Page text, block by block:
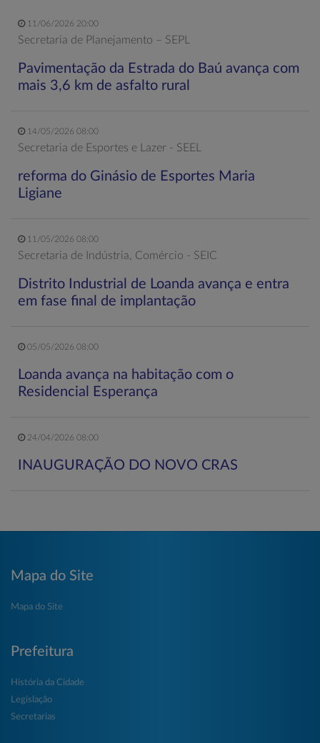
11/06/2026 20:00
Secretaria de Planejamento – SEPL
Pavimentação da Estrada do Baú avança com
mais 3,6 km de asfalto rural
14/05/2026 08:00
Secretaria de Esportes e Lazer - SEEL
reforma do Ginásio de Esportes Maria
Ligiane
11/05/2026 08:00
Secretaria de Indústria, Comércio - SEIC
Distrito Industrial de Loanda avança e entra
em fase final de implantação
05/05/2026 08:00
Loanda avança na habitação com o
Residencial Esperança
24/04/2026 08:00
INAUGURAÇÃO DO NOVO CRAS
Mapa do Site
Mapa do Site
Prefeitura
História da Cidade
Legislação
Secretarias